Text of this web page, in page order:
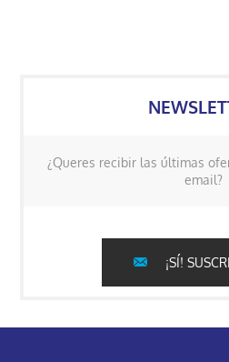
¿Queres recibir las últimas
email?
¡SÍ!